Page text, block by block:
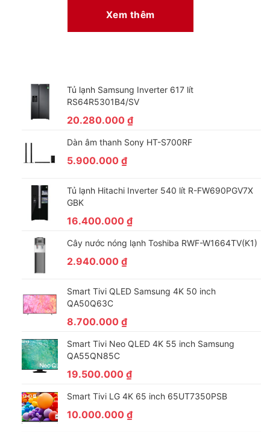
Xem thêm
Tủ lạnh Samsung Inverter 617 lít
RS64R5301B4/SV
20.280.000 ₫
Dàn âm thanh Sony HT-S700RF
5.900.000 ₫
Tủ lạnh Hitachi Inverter 540 lít R-FW690PGV7X
GBK
16.400.000 ₫
Cây nước nóng lạnh Toshiba RWF-W1664TV(K1)
2.940.000 ₫
Smart Tivi QLED Samsung 4K 50 inch
QA50Q63C
8.700.000 ₫
Smart Tivi Neo QLED 4K 55 inch Samsung
QA55QN85C
19.500.000 ₫
Smart Tivi LG 4K 65 inch 65UT7350PSB
10.000.000 ₫